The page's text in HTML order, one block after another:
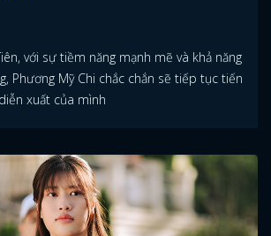
với sự tiềm năng mạnh mẽ và khả năng
Phương Mỹ Chi chắc chắn sẽ tiếp tục tiến
xuất của mình